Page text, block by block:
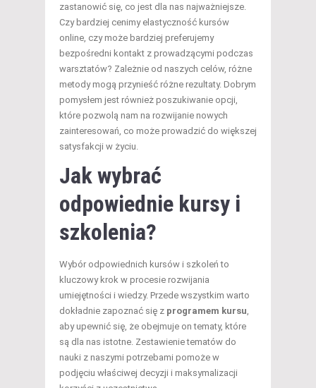
zastanowić się, co jest dla nas najważniejsze.
Czy bardziej cenimy elastyczność kursów
online, czy może bardziej preferujemy
bezpośredni kontakt z prowadzącymi podczas
warsztatów? Zależnie od naszych celów, różne
metody mogą przynieść różne rezultaty. Dobrym
pomysłem jest również poszukiwanie opcji,
które pozwolą nam na rozwijanie nowych
zainteresowań, co może prowadzić do większej
satysfakcji w życiu.
Jak wybrać
odpowiednie kursy i
szkolenia?
Wybór odpowiednich kursów i szkoleń to
kluczowy krok w procesie rozwijania
umiejętności i wiedzy. Przede wszystkim warto
dokładnie zapoznać się z programem kursu
aby upewnić się, że obejmuje on tematy, które
są dla nas istotne. Zestawienie tematów do
nauki z naszymi potrzebami pomoże w
podjęciu właściwej decyzji i maksymalizacji